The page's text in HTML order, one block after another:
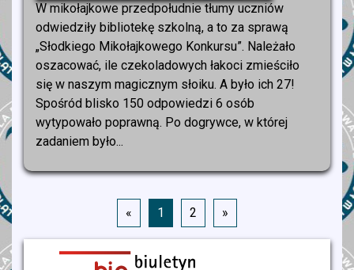
W mikołajkowe przedpołudnie tłumy uczniów
odwiedziły bibliotekę szkolną, a to za sprawą
„Słodkiego Mikołajkowego Konkursu”. Należało
oszacować, ile czekoladowych łakoci zmieściło
się w naszym magicznym słoiku. A było ich 27!
Spośród blisko 150 odpowiedzi 6 osób
wytypowało poprawną. Po dogrywce, w której
zadaniem było...
« 1 2 »